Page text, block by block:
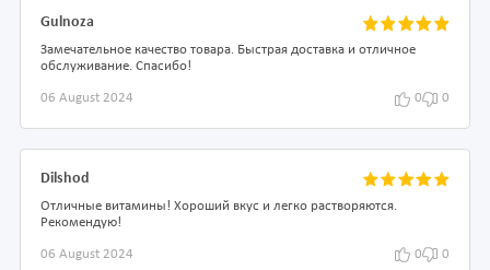
Gulnoza
Замечательное качество товара. Быстрая доставка и отличное
обслуживание. Спасибо!
06 August 2024 0 0
Dilshod
Отличные витамины! Хороший вкус и легко растворяются.
Рекомендую!
06 August 2024 0 0